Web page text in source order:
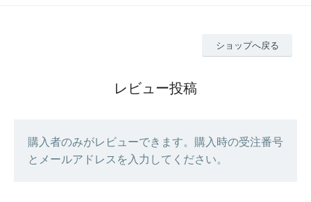
ショップへ戻る
レビュー投稿
購入者のみがレビューできます。購入時の受注番号
とメールアドレスを入力してください。